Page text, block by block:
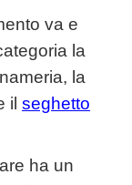
va e
la
la
il seghetto
ha un